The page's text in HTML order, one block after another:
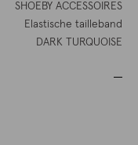
SHOEBY ACCESSOIRES
Elastische tailleband
DARK TURQUOISE